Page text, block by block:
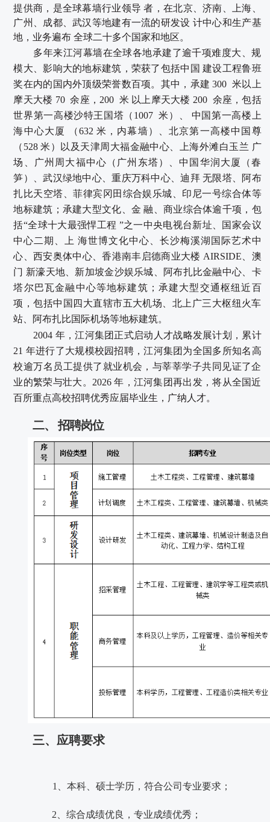
提供商，是全球幕墙行业领导 者，在北京、济南、上海、
广州、成都、武汉等地建有一流的研发设 计中心和生产基
地，业务遍布 全球二十多个国家和地区。
多年来江河幕墙在全球各地承建了逾千项难度大、规
模大、影响大的地标建筑，荣获了包括中国 建设工程鲁班
奖在内的国内外顶级荣誉数百项。其中，承建 300 米以上
摩天大楼 70余座， 200 米 以上摩天大楼 200 余座，包括
世界第一高楼沙特王国塔（ 1007米）、
中国第一高楼上
海中心大厦
（632 米，内幕墙）、北京第一高楼中国 尊
（ 528 米）以及天津周大福金融中心、上海外滩白玉兰 广
场、广州周大福中心（广州东塔）、中国华润大厦（春
笋）、武汉绿地中心、重庆万科中心、迪拜 无限塔、阿布
扎比天空塔、菲律宾冈田综合娱乐城、印尼一号综合体等
地标建筑；承建大型文化、金 融、商业综合体逾千项，包
括“全球十大最强悍工程 ”之一中央电视台新址、国家会议
中心二期、上 海世博文化中心、长沙梅溪湖国际艺术中
心、西安奥体中心、香港南丰启德商业大楼 AIRSIDE 、澳
门 新濠天地、新加坡金沙娱乐城、阿布扎比金融中心、卡
塔尔巴瓦金融中心等地标建筑；承建大型交通枢纽近百
项，包括中国四大直辖市五大机场、北上广三大枢纽火车
站、阿布扎比国际机场等地标建筑。
2004 年，江河集团正式启动人才战略发展计划，累计
21 年进行了大规模校园招聘，江河集团为全国多所知名高
校逾万名员工提供了就业机会，与莘莘学子共同见证了企
业的繁荣与壮大。2026 年，江河集团再出发，将从全国近
百所重点高校招聘优秀应届毕业生，广纳人才。
二、 招聘岗位
三、应聘要求
1、本科、硕士学历，符合公司专业要求；
2、综合成绩优良，专业成绩优秀；